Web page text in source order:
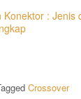
Konektor : Jenis
Crossover